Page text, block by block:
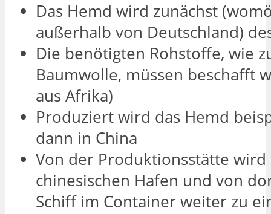
Das Hemd wird zunächst
außerhalb von Deutschland)
Die benötigten Rohstoffe, wie
Baumwolle, müssen beschafft
aus Afrika)
Produziert wird das Hemd
dann in China
Von der Produktionsstätte wird
chinesischen Hafen und von
Schiff im Container weiter zu